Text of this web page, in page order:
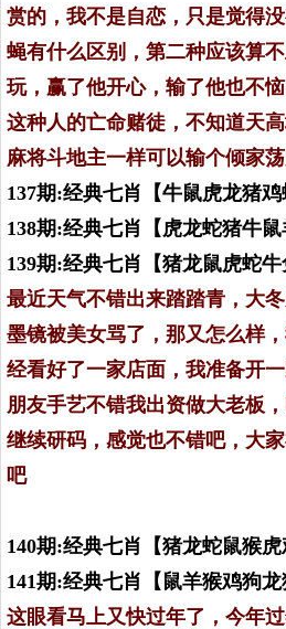
赏的，我不是自恋，只是觉得
蝇有什么区别，第二种应该算
玩，赢了他开心，输了他也不
这种人的亡命赌徒，不知道天
麻将斗地主一样可以输个倾家
137期:经典七肖【牛鼠虎龙猪
138期:经典七肖【虎龙蛇猪牛
139期:经典七肖【猪龙鼠虎蛇
最近天气不错出来踏踏青，大
墨镜被美女骂了，那又怎么样
经看好了一家店面，我准备开
朋友手艺不错我出资做大老板
继续研码，感觉也不错吧，大
吧
140期:经典七肖【猪龙蛇鼠猴
141期:经典七肖【鼠羊猴鸡狗
这眼看马上又快过年了，今年